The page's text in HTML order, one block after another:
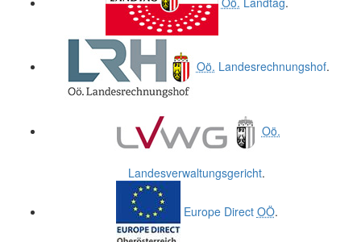
Oö. Landesrechnungshof.
Oö.
Landesverwaltungsgericht.
Europe Direct OÖ.